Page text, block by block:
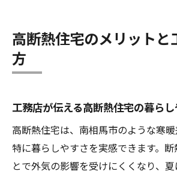
高断熱住宅のメリットと
方
工務店が伝える高断熱住宅の暮ら
高断熱住宅は、南相馬市のような寒
特に暮らしやすさを実感できます。
とで外気の影響を受けにくくなり、